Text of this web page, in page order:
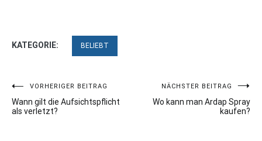
KATEGORIE: BELIEBT
Beitragsnavigation
VORHERIGER BEITRAG
Wann gilt die Aufsichtspflicht
als verletzt?
NÄCHSTER BEITRAG
Wo kann man Ardap Spray
kaufen?